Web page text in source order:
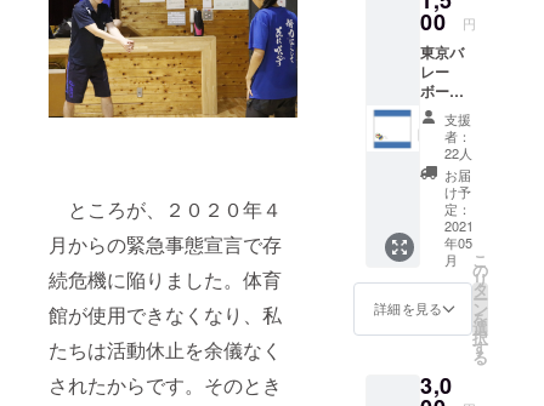
ところが、２０２０年４
月からの緊急事態宣言で存
続危機に陥りました。体育
館が使用できなくなり、私
たちは活動休止を余儀なく
されたからです。そのとき
向けの講習
会を行うな
ど、裾野を
広げるため
の活動にも
取り組んで
います。
スパイ
クを打
つ人の
シル
エット
と、
TVAの
ロゴが
入った
オリジ
ナルハ
ンドタ
オルを
お届け
しま
す。マ
素材で
00 円
東京バ
レー
ボール
アカデ
ミー
（TVA
）オリ
ジナ
ル、バ
レー
ボール
柄ハン
ドタオ
ル１枚
（20×2
0cm）
ボール
の柄が
支援
者：
22人
お届
け予
定：
2021
年05
月
詳細を見る
こ
の
リ
タ
ー
ン
を
選
択
す
る
3,0